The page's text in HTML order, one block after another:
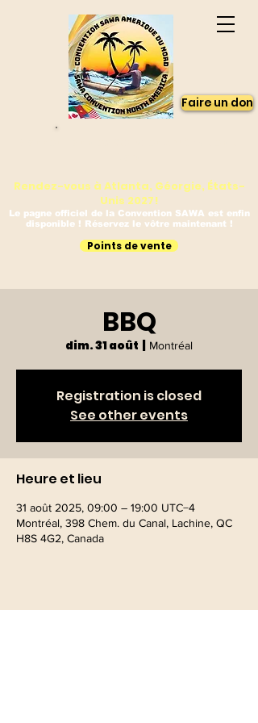
Faire un don
Rendez-vous à Atlanta, Géorgie, États-
Unis 2027!
Le pagne officiel de la Convention SAWA est enfin
disponible ! Réservez le vôtre maintenant !
Points de vente
BBQ
dim. 31 août Montréal
Registration is closed
See other events
Heure et lieu
31 août 2025, 09:00 – 19:00 UTC−4
Montréal, 398 Chem. du Canal, Lachine, QC
H8S 4G2, Canada